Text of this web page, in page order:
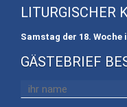
LITURGISCHER
Samstag der 18.
GÄSTEBRIEF